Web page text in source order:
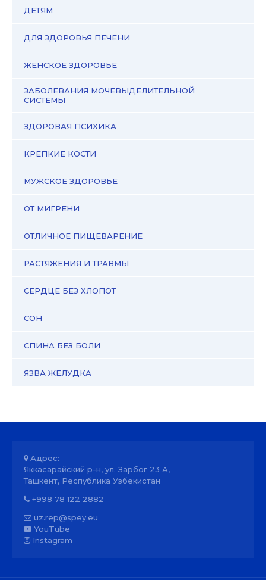
ДЕТЯМ
ДЛЯ ЗДОРОВЬЯ ПЕЧЕНИ
ЖЕНСКОЕ ЗДОРОВЬЕ
ЗАБОЛЕВАНИЯ МОЧЕВЫДЕЛИТЕЛЬНОЙ
СИСТЕМЫ
ЗДОРОВАЯ ПСИХИКА
КРЕПКИЕ КОСТИ
МУЖСКОЕ ЗДОРОВЬЕ
ОТ МИГРЕНИ
ОТЛИЧНОЕ ПИЩЕВАРЕНИЕ
РАСТЯЖЕНИЯ И ТРАВМЫ
СЕРДЦЕ БЕЗ ХЛОПОТ
СОН
СПИНА БЕЗ БОЛИ
ЯЗВА ЖЕЛУДКА
Адрес:
Яккасарайский р-н, ул. Зарбог 23 А,
Ташкент, Республика Узбекистан
+998 78 122 2882
uz.rep@spey.eu
YouTube
Instagram